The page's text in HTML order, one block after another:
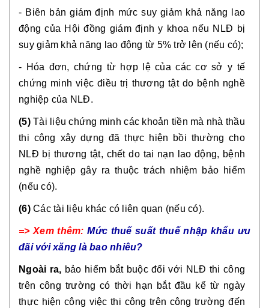
- Biên bản giám định mức suy giảm khả năng lao
động của Hội đồng giám định y khoa nếu NLĐ bị
suy giảm khả năng lao động từ 5% trở lên (nếu có);
- Hóa đơn, chứng từ hợp lệ của các cơ sở y tế
chứng minh việc điều trị thương tật do bệnh nghề
nghiệp của NLĐ.
(5)Tài liệu chứng minh các khoản tiền mà nhà thầu
thi công xây dựng đã thực hiện bồi thường cho
NLĐ bị thương tật, chết do tai nạn lao động, bệnh
nghề nghiệp gây ra thuộc trách nhiệm bảo hiểm
(nếu có).
(6)Các tài liệu khác có liên quan (nếu có).
=> Xem thêm: Mức thuế suất thuế nhập khẩu ưu
đãi với xăng là bao nhiêu?
Ngoài ra, bảo hiểm bắt buộc đối với NLĐ thi công
trên công trường có thời hạn bắt đầu kể từ ngày
thực hiện công việc thi công trên công trường đến